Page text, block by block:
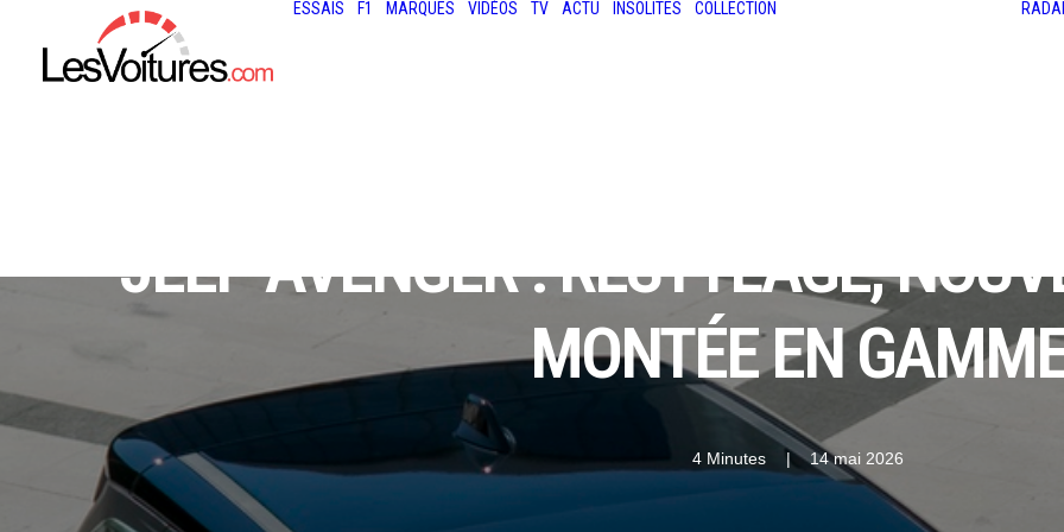
ESSAIS F1 MARQUES VIDÉOS TV ACTU INSOLITES COLLECTION
JEEP AVENGER : RESTYLAGE,
MONTÉE EN
4 Minutes | 14 mai 2026